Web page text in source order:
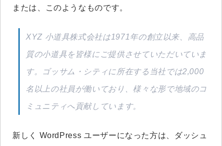
または、このようなものです。
XYZ 小道具株式会社は1971年の創立以来、高品
質の小道具を皆様にご提供させていただいていま
す。ゴッサム・シティに所在する当社では2,000
名以上の社員が働いており、様々な形で地域のコ
ミュニティへ貢献しています。
新しく WordPress ユーザーになった方は、 ダッシュ